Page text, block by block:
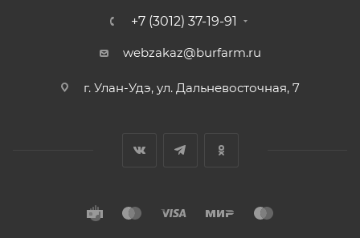
+7 (3012) 37-19-91
webzakaz@burfarm.ru
г. Улан-Удэ, ул. Дальневосточная, 7